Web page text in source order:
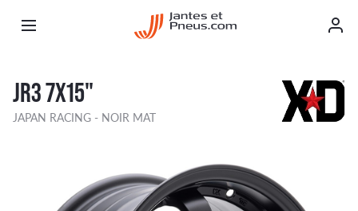
JR3 7X15"
JAPAN RACING - NOIR MAT